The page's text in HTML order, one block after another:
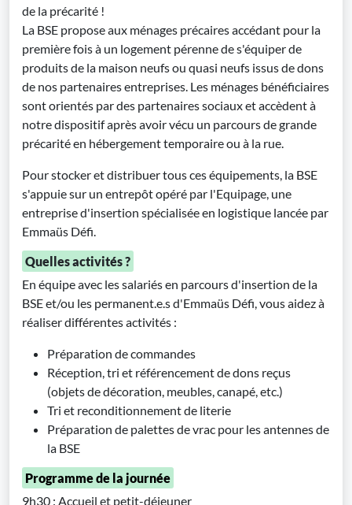
de la précarité !
La BSE propose aux ménages précaires accédant pour la
première fois à un logement pérenne de s'équiper de
produits de la maison neufs ou quasi neufs issus de dons
de nos partenaires entreprises. Les ménages bénéficiaires
sont orientés par des partenaires sociaux et accèdent à
notre dispositif après avoir vécu un parcours de grande
précarité en hébergement temporaire ou à la rue.
Pour stocker et distribuer tous ces équipements, la BSE
s'appuie sur un entrepôt opéré par l'Equipage, une
entreprise d'insertion spécialisée en logistique lancée par
Emmaüs Défi.
Quelles activités ?
En équipe avec les salariés en parcours d'insertion de la
BSE et/ou les permanent.e.s d'Emmaüs Défi, vous aidez à
réaliser différentes activités :
Préparation de commandes
Réception, tri et référencement de dons reçus
(objets de décoration, meubles, canapé, etc.)
Tri et reconditionnement de literie
Préparation de palettes de vrac pour les antennes de
la BSE
Programme de la journée
9h30 : Accueil et petit-déjeuner